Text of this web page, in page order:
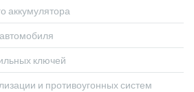
аккумулятора
ключей
и противоугонных систем